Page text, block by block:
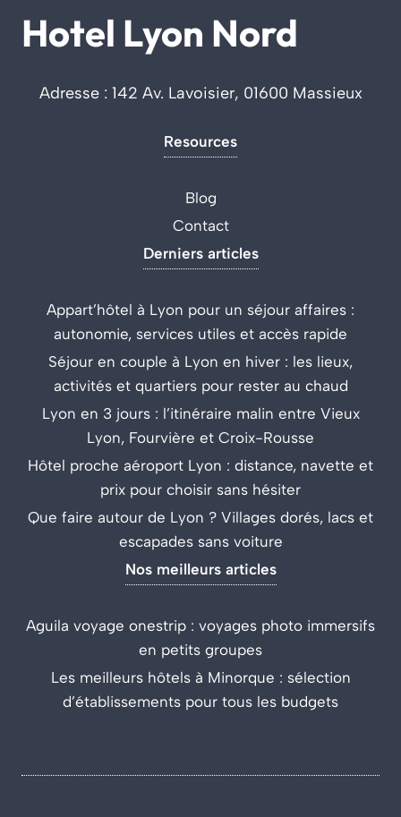
Hotel Lyon Nord
Adresse : 142 Av. Lavoisier, 01600 Massieux
Resources
Blog
Contact
Derniers articles
Appart’hôtel à Lyon pour un séjour affaires :
autonomie, services utiles et accès rapide
Séjour en couple à Lyon en hiver : les lieux,
activités et quartiers pour rester au chaud
Lyon en 3 jours : l’itinéraire malin entre Vieux
Lyon, Fourvière et Croix-Rousse
Hôtel proche aéroport Lyon : distance, navette et
prix pour choisir sans hésiter
Que faire autour de Lyon ? Villages dorés, lacs et
escapades sans voiture
Nos meilleurs articles
Aguila voyage onestrip : voyages photo immersifs
en petits groupes
Les meilleurs hôtels à Minorque : sélection
d’établissements pour tous les budgets